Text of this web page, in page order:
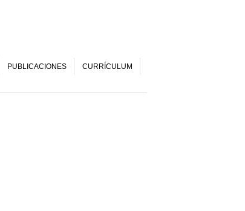
PUBLICACIONES CURRÍCULUM